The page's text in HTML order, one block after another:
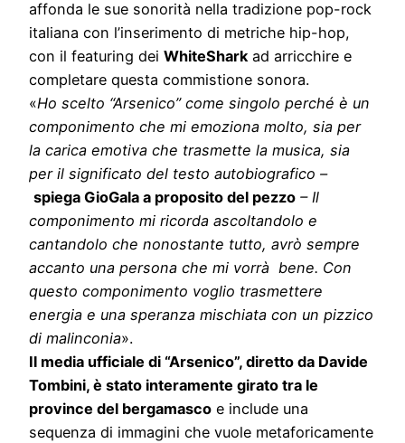
affonda le sue sonorità nella tradizione pop-rock
italiana con l’inserimento di metriche hip-hop,
con il featuring dei WhiteSharkad arricchire e
completare questa commistione sonora.
«Ho scelto “Arsenico” come singolo perché è un
componimento che mi emoziona molto, sia per
la carica emotiva che trasmette la musica, sia
per il significato del testo autobiografico –
spiega GioGala a proposito del pezzo – Il
componimento mi ricorda ascoltandolo e
cantandolo che nonostante tutto, avrò sempre
accanto una persona che mi vorrà bene. Con
questo componimento voglio trasmettere
energia e una speranza mischiata con un pizzico
di malinconia».
Il media ufficiale di “Arsenico”, diretto da Davide
Tombini, è stato interamente girato tra le
province del bergamasco e include una
sequenza di immagini che vuole metaforicamente